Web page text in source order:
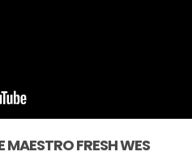
MAESTRO FRESH WES